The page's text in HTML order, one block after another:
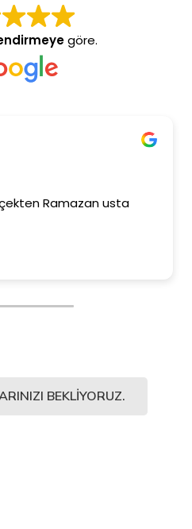
göre.
Ramazan usta
BEKLIYORUZ.